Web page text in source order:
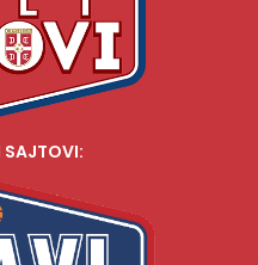
SAJTOVI: